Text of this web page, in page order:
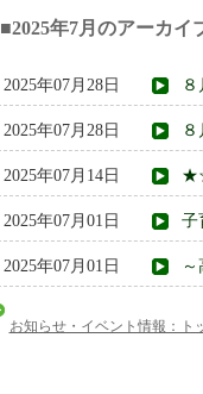
■2025年7月のアーカイ
2025年07月28日
2025年07月28日
2025年07月14日
2025年07月01日 子
2025年07月01日
お知らせ・イベント情報：ト